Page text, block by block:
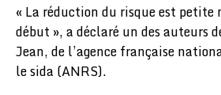
« La réduction du risque est petite
début », a déclaré un des auteurs
Jean, de l’agence française
le sida (ANRS).